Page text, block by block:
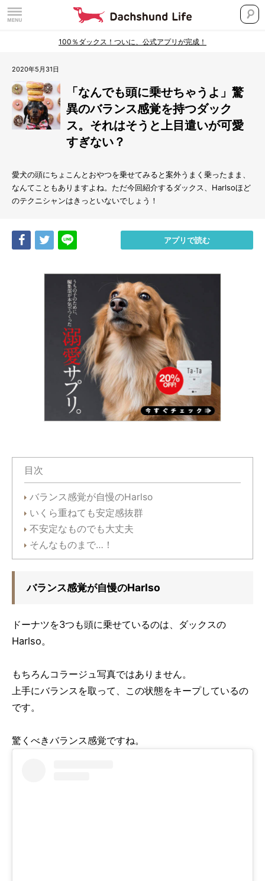
100％ダックス！ついに、公式アプリが完成！
2020年5月31日
「なんでも頭に乗せちゃうよ」驚
異のバランス感覚を持つダック
ス。それはそうと上目遣いが可愛
すぎない？
愛犬の頭にちょこんとおやつを乗せてみると案外うまく乗ったまま、
なんてこともありますよね。ただ今回紹介するダックス、 Harlsoほど
のテクニシャンはきっといないでしょう！
Share Tweet アプリで読む
目次
バランス感覚が自慢のHarlso
いくら重ねても安定感抜群
不安定なものでも大丈夫
そんなものまで…！
バランス感覚が自慢のHarlso
ドーナツを3つも頭に乗せているのは、ダックスの
Harlso。
もちろんコラージュ写真ではありません。
上手にバランスを取って、この状態をキープしているの
です。
驚くべきバランス感覚ですね。